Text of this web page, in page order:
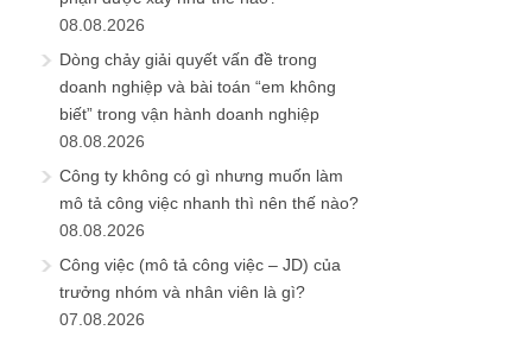
08.08.2026
Dòng chảy giải quyết vấn đề trong
doanh nghiệp và bài toán “em không
biết” trong vận hành doanh nghiệp
08.08.2026
Công ty không có gì nhưng muốn làm
mô tả công việc nhanh thì nên thế nào?
08.08.2026
Công việc (mô tả công việc – JD) của
trưởng nhóm và nhân viên là gì?
07.08.2026